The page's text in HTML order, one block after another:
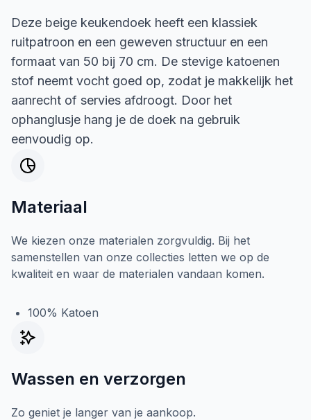
Deze beige keukendoek heeft een klassiek
ruitpatroon en een geweven structuur en een
formaat van 50 bij 70 cm. De stevige katoenen
stof neemt vocht goed op, zodat je makkelijk het
aanrecht of servies afdroogt. Door het
ophanglusje hang je de doek na gebruik
eenvoudig op.
Materiaal
We kiezen onze materialen zorgvuldig. Bij het
samenstellen van onze collecties letten we op de
kwaliteit en waar de materialen vandaan komen.
100% Katoen
Wassen en verzorgen
Zo geniet je langer van je aankoop.